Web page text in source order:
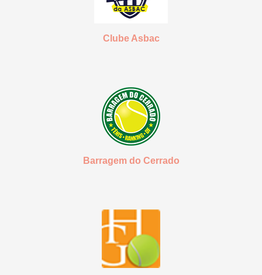
Clube Asbac
Barragem do Cerrado